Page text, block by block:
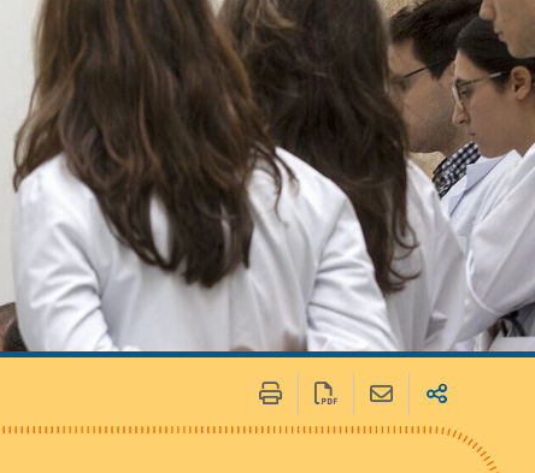
Ambulanciers, taxis, vsl
Médias Marchés publics